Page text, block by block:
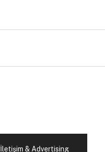
İletişim & Advertising